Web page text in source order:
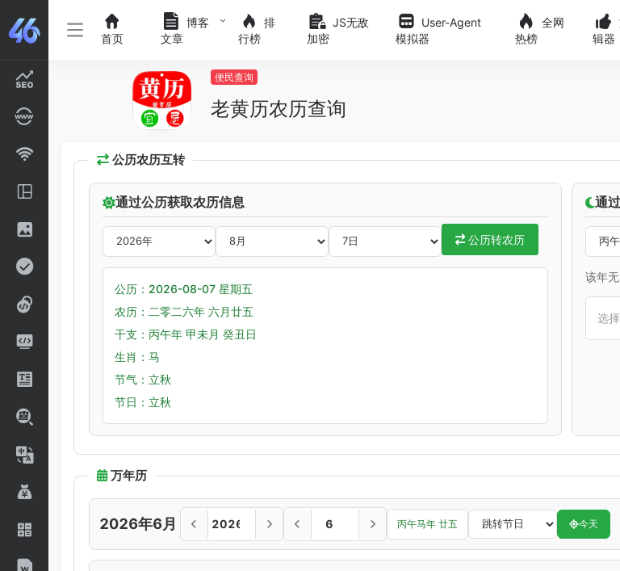
首页
博客
文章
排
行榜
JS无敌
加密
User-Agent
模拟器
全网
热榜
辑器
便民查询
老黄历农历查询
公历农历互转
通过公历获取农历信息
公历转农历
公历：2026-08-07 星期五
农历：二零二六年 六月廿五
干支：丙午年 甲未月 癸丑日
生肖：马
节气：立秋
节日：立秋
通
该年无
选
万年历
2026年6月 丙午马年 廿五 今天